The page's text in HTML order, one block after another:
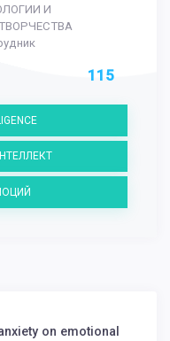
И
115
on emotional